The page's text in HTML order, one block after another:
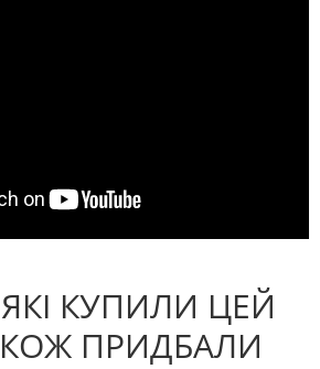
КУПИЛИ ЦЕЙ
ПРИДБАЛИ